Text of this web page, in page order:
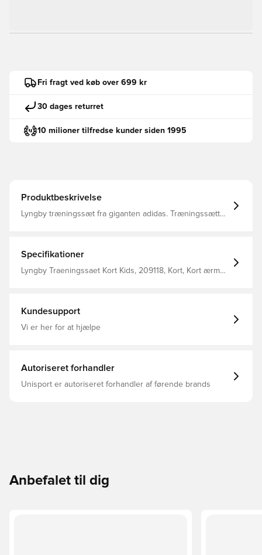
Fri fragt ved køb over 699 kr
30 dages returret
10 milioner tilfredse kunder siden 1995
Produktbeskrivelse
Lyngby træningssæt fra giganten adidas. Træningssættet
Specifikationer
Lyngby Traeningssaet Kort Kids, 209118, Kort, Kort ærmet,
Kundesupport
Vi er her for at hjælpe
Autoriseret forhandler
Unisport er autoriseret forhandler af førende brands
Anbefalet til dig